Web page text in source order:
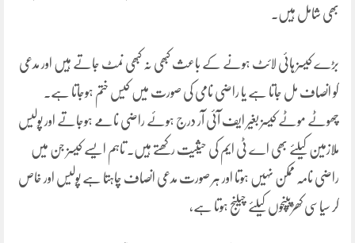
بھی شامل ہیں۔
بڑے کیسز ہائی لائٹ ہونے کے باعث کبھی نہ کبھی نمٹ جاتے ہیں اور مدعی
کو انصاف مل جاتا ہے یا راضی نامی کی صورت میں کیس ختم ہوجاتا ہے۔
چھوٹے موٹے کیسز بغیر ایف آئی آر درج ہوئے راضی نامے ہوجاتے اور پولیس
ملازمین کیلئے بھی اے ٹی ایم کی حیثیت رکھتے ہیں۔ تاہم ایسے کیسز جن میں
راضی نامہ ممکن نہیں ہوتا اور ہر صورت مدعی انصاف چاہتا ہے پولیس اور خاص
کر سیاسی کھڑپینچوں کیلئے چیلنج ہوتا ہے،